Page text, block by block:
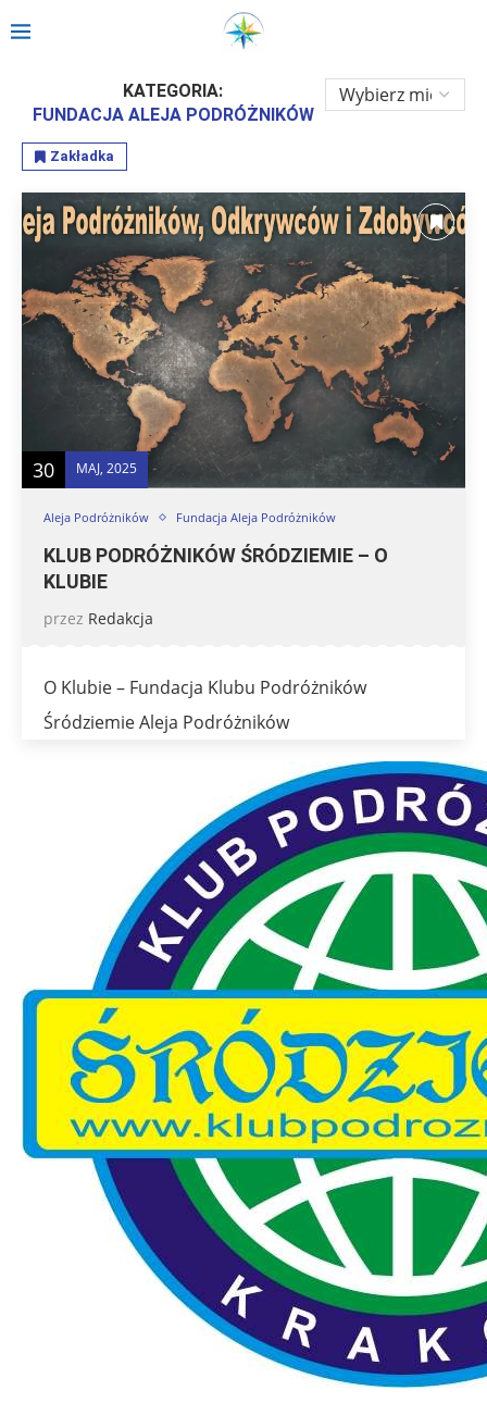
Strona główna Fundacja Aleja Podróżników
KATEGORIA:
FUNDACJA ALEJA PODRÓŻNIKÓW
Zakładka
30 MAJ, 2025
Aleja Podróżników Fundacja Aleja Podróżników
KLUB PODRÓŻNIKÓW ŚRÓDZIEMIE – O
KLUBIE
przez Redakcja
O Klubie – Fundacja Klubu Podróżników
Śródziemie Aleja Podróżników